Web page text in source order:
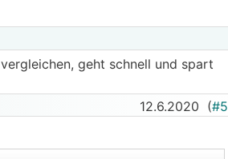
vergleichen, geht schnell und spart
12.6.2020 (#5